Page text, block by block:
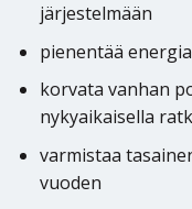
järjestelmään
pienentää
korvata vanhan
nykyaikaisella
varmistaa
vuoden